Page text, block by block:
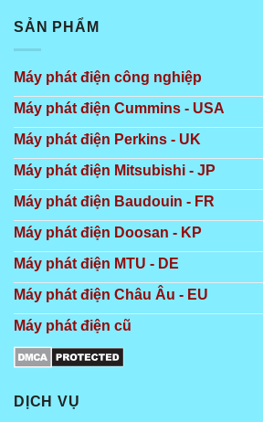
SẢN PHẨM
Máy phát điện công nghiệp
Máy phát điện Cummins - USA
Máy phát điện Perkins - UK
Máy phát điện Mitsubishi - JP
Máy phát điện Baudouin - FR
Máy phát điện Doosan - KP
Máy phát điện MTU - DE
Máy phát điện Châu Âu - EU
Máy phát điện cũ
DỊCH VỤ